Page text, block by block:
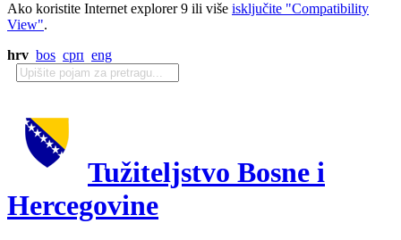
Ako koristite Internet explorer 9 ili više isključite "Compatibility
View".
hrv bos срп eng
Tužiteljstvo Bosne i
Hercegovine